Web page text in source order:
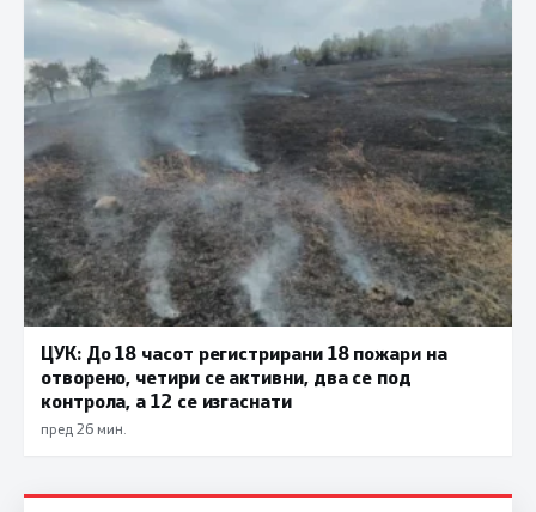
ЦУК: До 18 часот регистрирани 18 пожари на
отворено, четири се активни, два се под
контрола, а 12 се изгаснати
пред 26 мин.